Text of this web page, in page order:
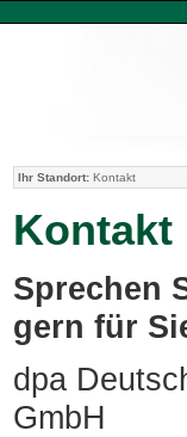
Ihr Standort: Kontakt
Kontakt
Sprechen
gern für
dpa
GmbH